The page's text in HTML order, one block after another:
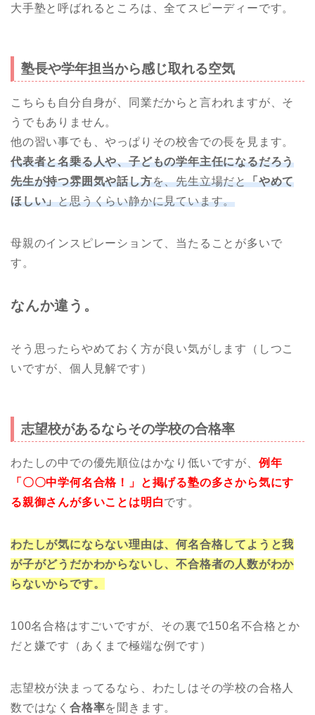
大手塾と呼ばれるところは、全てスピーディーです。
塾長や学年担当から感じ取れる空気
こちらも自分自身が、同業だからと言われますが、そ
うでもありません。
他の習い事でも、やっぱりその校舎での長を見ます。
代表者と名乗る人や、子どもの学年主任になるだろう
先生が持つ雰囲気や話し方を、先生立場だと「やめて
ほしい」と思うくらい静かに見ています。
母親のインスピレーションて、当たることが多いで
す。
なんか違う。
そう思ったらやめておく方が良い気がします（しつこ
いですが、個人見解です）
志望校があるならその学校の合格率
わたしの中での優先順位はかなり低いですが、 例年
「〇〇中学何名合格！」と掲げる塾の多さから気にす
る親御さんが多いことは明白です。
わたしが気にならない理由は、何名合格してようと我
が子がどうだかわからないし、不合格者の人数がわか
らないからです。
100名合格はすごいですが、その裏で150名不合格とか
だと嫌です（あくまで極端な例です）
志望校が決まってるなら、わたしはその学校の合格人
数ではなく 合格率を聞きます。